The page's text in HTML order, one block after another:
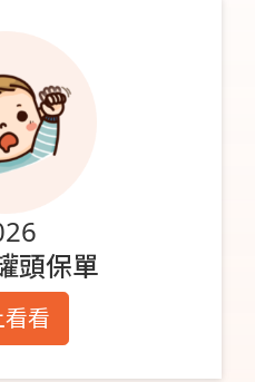
頭保單
看看